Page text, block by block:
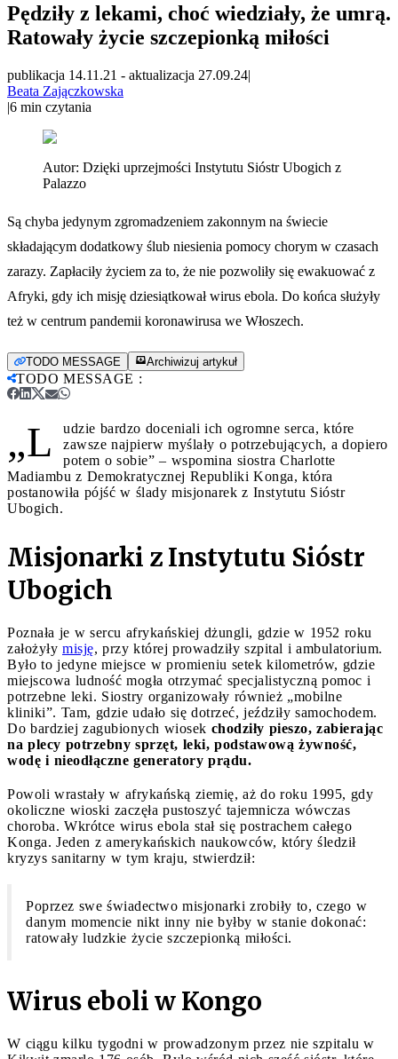
Pędziły z lekami, choć wiedziały, że umrą.
Ratowały życie szczepionką miłości
publikacja 14.11.21 - aktualizacja 27.09.24|
Beata Zajączkowska
|6 min czytania
Autor: Dzięki uprzejmości Instytutu Sióstr Ubogich z
Palazzo
Są chyba jedynym zgromadzeniem zakonnym na świecie
składającym dodatkowy ślub niesienia pomocy chorym w czasach
zarazy. Zapłaciły życiem za to, że nie pozwoliły się ewakuować z
Afryki, gdy ich misję dziesiątkował wirus ebola. Do końca służyły
też w centrum pandemii koronawirusa we Włoszech.
TODO MESSAGE Archiwizuj artykuł
TODO MESSAGE :
„L
udzie bardzo doceniali ich ogromne serca, które
zawsze najpierw myślały o potrzebujących, a dopiero
potem o sobie” – wspomina siostra Charlotte
Madiambu z Demokratycznej Republiki Konga, która
postanowiła pójść w ślady misjonarek z Instytutu Sióstr
Ubogich.
Misjonarki z Instytutu Sióstr
Ubogich
Poznała je w sercu afrykańskiej dżungli, gdzie w 1952 roku
założyły misję, przy której prowadziły szpital i ambulatorium.
Było to jedyne miejsce w promieniu setek kilometrów, gdzie
miejscowa ludność mogła otrzymać specjalistyczną pomoc i
potrzebne leki. Siostry organizowały również „mobilne
kliniki”. Tam, gdzie udało się dotrzeć, jeździły samochodem.
Do bardziej zagubionych wiosek chodziły pieszo, zabierając
na plecy potrzebny sprzęt, leki, podstawową żywność,
wodę i nieodłączne generatory prądu.
Powoli wrastały w afrykańską ziemię, aż do roku 1995, gdy
okoliczne wioski zaczęła pustoszyć tajemnicza wówczas
choroba. Wkrótce wirus ebola stał się postrachem całego
Konga. Jeden z amerykańskich naukowców, który śledził
kryzys sanitarny w tym kraju, stwierdził:
Poprzez swe świadectwo misjonarki zrobiły to, czego w
danym momencie nikt inny nie byłby w stanie dokonać:
ratowały ludzkie życie szczepionką miłości.
Wirus eboli w Kongo
W ciągu kilku tygodni w prowadzonym przez nie szpitalu w